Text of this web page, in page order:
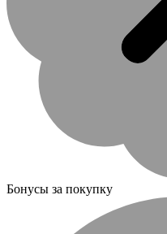
Бонусы за покупку